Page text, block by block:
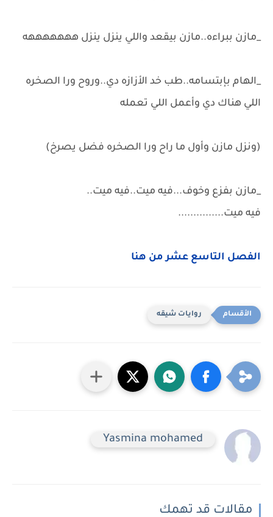
_مازن ببراءه..مازن بيقعد واللي ينزل ينزل هههههههه
_الهام بإبتسامه..طب خد الأزازه دي..وروح ورا الصخره
اللي هناك دي وأعمل اللي تعمله
(ونزل مازن وأول ما راح ورا الصخره فضل يصرخ)
_مازن بفزع وخوف...فيه ميت..فيه ميت..
فيه ميت...............
الفصل التاسع عشر من هنا
روايات شيقه
Yasmina mohamed
مقالات قد تهمك